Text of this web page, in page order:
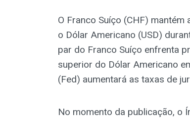
O Franco Suíço (CHF)
o Dólar Americano (USD)
par do Franco Suíço enfrenta
superior do Dólar Americano
(Fed) aumentará as taxas de
No momento da publicação, o